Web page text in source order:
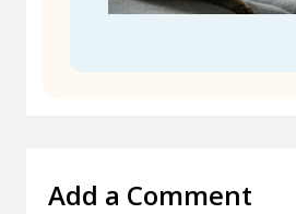
Add a Comment